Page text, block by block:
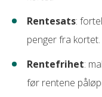
Rentesats:
penger fra kortet.
Rentefrihet:
før rentene